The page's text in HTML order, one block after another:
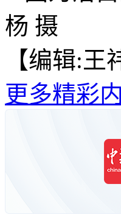
杨 摄
【编辑:王
更多精彩